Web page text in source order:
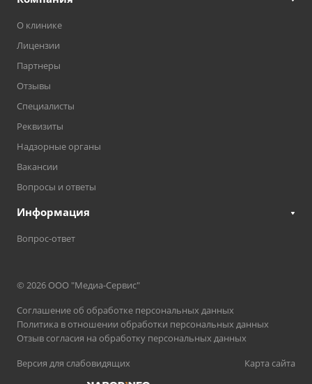
О клинике
Лицензии
Партнеры
Отзывы
Специалисты
Реквизиты
Надзорные органы
Вакансии
Вопросы и ответы
Информация
Вопрос-ответ
© 2026 ООО "Медиа-Сервис"
Соглашение об обработке персональных данных
Политика в отношении обработки персональных данных
Отзыв согласия на обработку персональных данных
Версия для слабовидящих
Карта сайта